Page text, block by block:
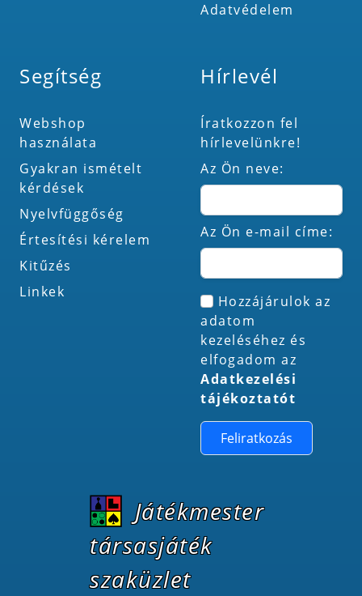
Adatvédelem
Segítség
Webshop
használata
Gyakran ismételt
kérdések
Nyelvfüggőség
Értesítési kérelem
Kitűzés
Linkek
Hírlevél
Íratkozzon fel
hírlevelünkre!
Az Ön neve:
Az Ön e-mail címe:
Hozzájárulok az
adatom
kezeléséhez és
elfogadom az
Adatkezelési
tájékoztatót
Feliratkozás
Játékmester
társasjáték
szaküzlet